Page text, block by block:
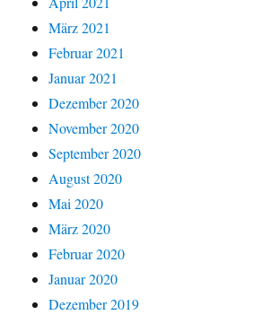
März 2021
Februar 2021
Januar 2021
Dezember 2020
November 2020
September 2020
August 2020
Mai 2020
März 2020
Februar 2020
Januar 2020
Dezember 2019